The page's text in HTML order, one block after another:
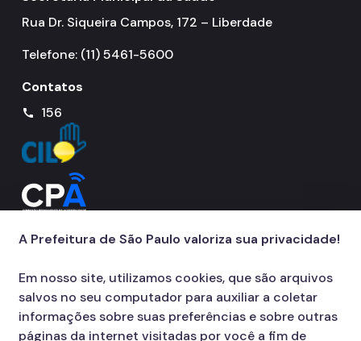
Rua Dr. Siqueira Campos, 172 – Liberdade
Telefone: (11) 5461-5600
Contatos
call 156
A Prefeitura de São Paulo valoriza sua privacidade!
Em nosso site, utilizamos cookies, que são arquivos
salvos no seu computador para auxiliar a coletar
informações sobre suas preferências e sobre outras
páginas da internet visitadas por você a fim de